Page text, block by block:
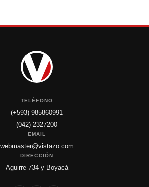
TELÉFONO
(+593) 985860991
(042) 2327200
EMAIL
webmaster@vistazo.com
DIRECCIÓN
Aguirre 734 y Boyacá